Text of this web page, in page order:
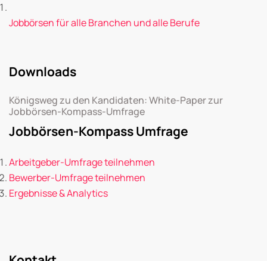
Jobbörsen für alle Branchen und alle Berufe
Downloads
Königsweg zu den Kandidaten: White-Paper zur
Jobbörsen-Kompass-Umfrage
Jobbörsen-Kompass Umfrage
Arbeitgeber-Umfrage teilnehmen
Bewerber-Umfrage teilnehmen
Ergebnisse & Analytics